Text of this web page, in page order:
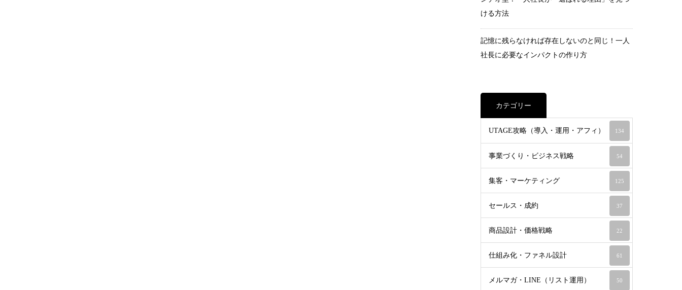
ける方法
記憶に残らなければ存在しないのと同じ！一人
社長に必要なインパクトの作り方
カテゴリー
UTAGE攻略（導入・運用・アフィ） 134
事業づくり・ビジネス戦略 54
集客・マーケティング 125
セールス・成約 37
商品設計・価格戦略 22
仕組み化・ファネル設計 61
メルマガ・LINE（リスト運用） 50